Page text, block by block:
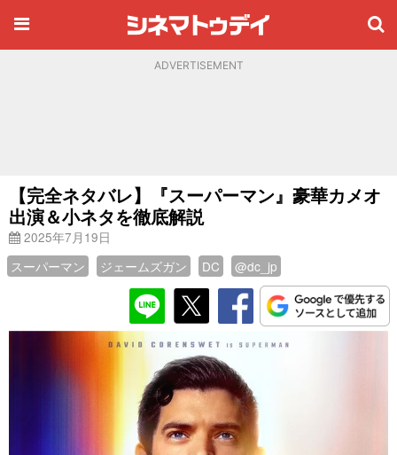
ADVERTISEMENT
【完全ネタバレ】『スーパーマン』豪華カメオ
出演＆小ネタを徹底解説
2025年7月19日
スーパーマン
ジェームズガン DC @dc_jp